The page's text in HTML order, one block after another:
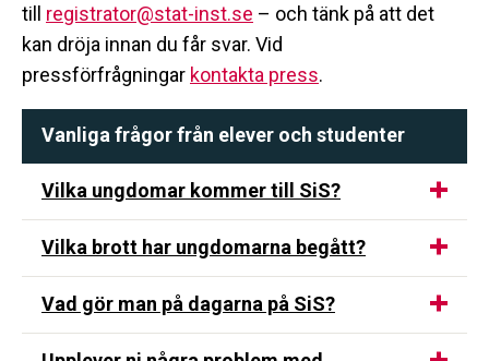
till registrator@stat-inst.se – och tänk på att det
kan dröja innan du får svar. Vid
pressförfrågningar kontakta press.
Vanliga frågor från elever och studenter
Vilka ungdomar kommer till SiS?
Vilka brott har ungdomarna begått?
Vad gör man på dagarna på SiS?